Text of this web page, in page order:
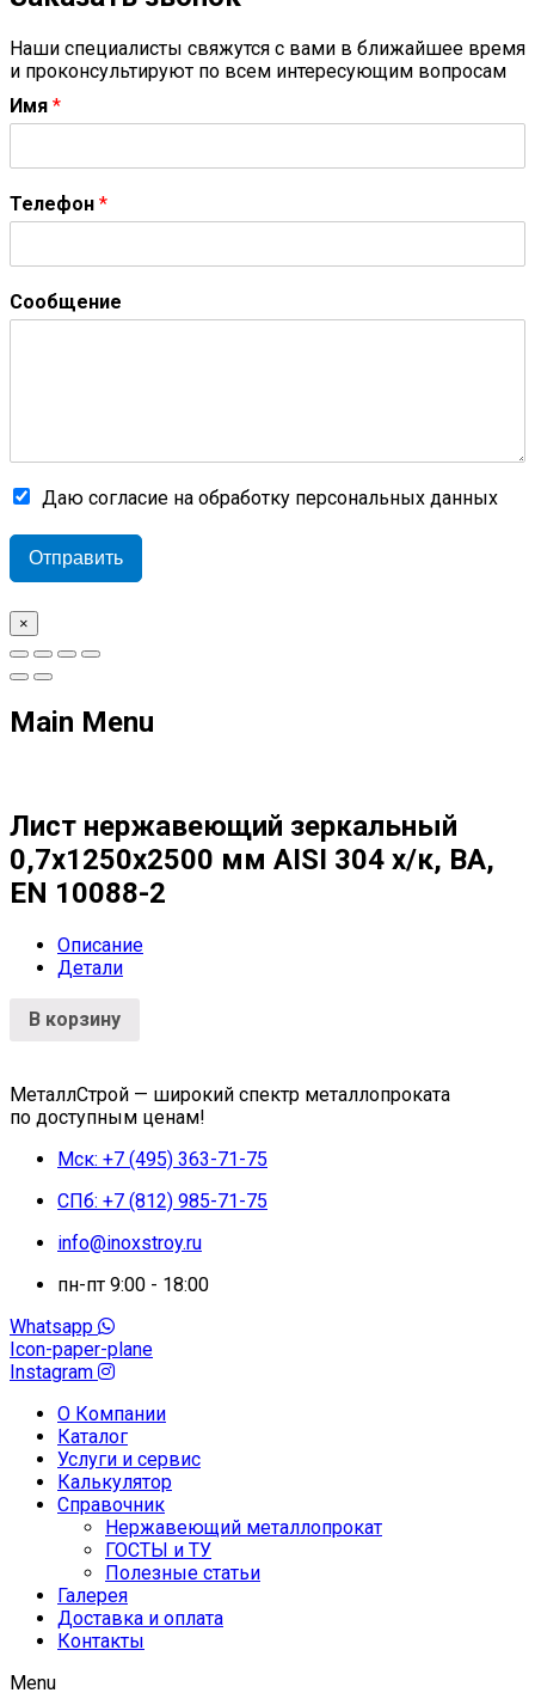
Наши специалисты свяжутся с вами в ближайшее время
и проконсультируют по всем интересующим вопросам
Имя *
Телефон *
Сообщение
Даю согласие на обработку персональных данных
Отправить
×
Main Menu
Лист нержавеющий зеркальный
0,7х1250х2500 мм AISI 304 х/к, BA,
EN 10088-2
Описание
Детали
В корзину
МеталлСтрой — широкий спектр металлопроката
по доступным ценам!
Мск: +7 (495) 363-71-75
СПб: +7 (812) 985-71-75
info@inoxstroy.ru
пн-пт 9:00 - 18:00
Whatsapp
Icon-paper-plane
Instagram
О Компании
Каталог
Услуги и сервис
Калькулятор
Справочник
Нержавеющий металлопрокат
ГОСТЫ и ТУ
Полезные статьи
Галерея
Доставка и оплата
Контакты
Menu